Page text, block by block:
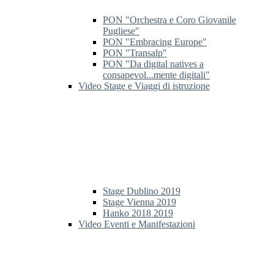
PON "Orchestra e Coro Giovanile
Pugliese"
PON "Embracing Europe"
PON "Transalp"
PON "Da digital natives a
consapevol...mente digitali"
Video Stage e Viaggi di istruzione
Stage Dublino 2019
Stage Vienna 2019
Hanko 2018 2019
Video Eventi e Manifestazioni